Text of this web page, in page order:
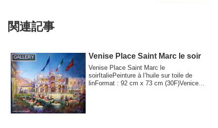
関連記事
GALLERY Venise Place Saint Marc le soir
Venise Place Saint Marc le
soirItaliePeinture à l’huile sur toile de
linFormat : 92 cm x 73 cm (30F)Venice